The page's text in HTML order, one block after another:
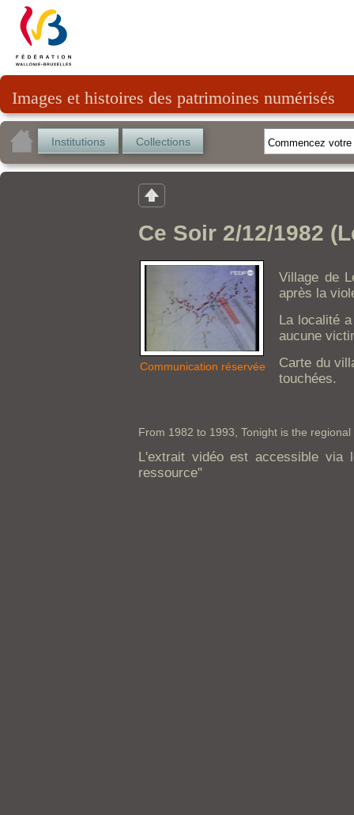
Images et histoires des patrimoines numérisés
Institutions Collections
Ce Soir 2/12/1982
Communication réservée
Village de
après la
La localité
aucune
Carte du
touchées.
From 1982 to 1993, Tonight is the
L'extrait vidéo est accessible via
ressource"